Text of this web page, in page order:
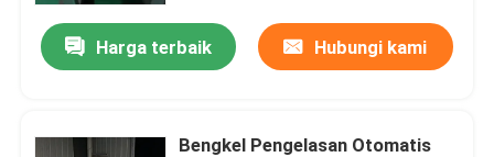
Harga terbaik Hubungi kami
Bengkel Pengelasan Otomatis